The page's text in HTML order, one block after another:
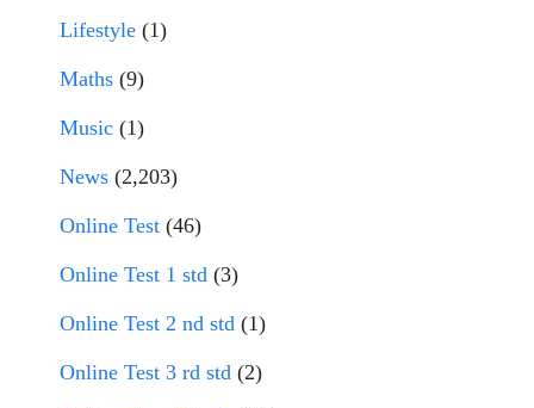
Lifestyle (1)
Maths (9)
Music (1)
News (2,203)
Online Test (46)
Online Test 1 std (3)
Online Test 2 nd std (1)
Online Test 3 rd std (2)